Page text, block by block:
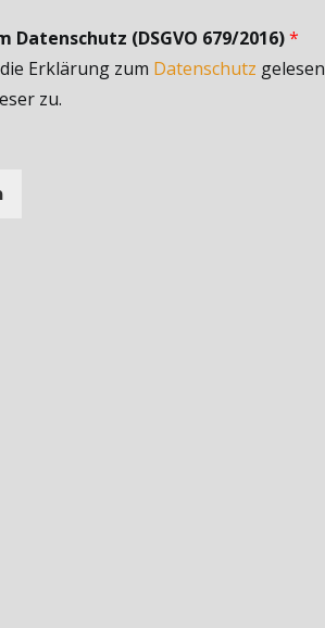
Datenschutz (DSGVO 679/2016)*
Erklärung zum Datenschutz gelesen
zu.